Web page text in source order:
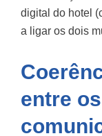
digital do hotel
a ligar os dois
entre